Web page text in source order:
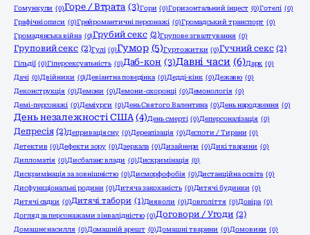
Гомункули (0)Горе / Втрата (3)Гори (0)Горизонтальний інцест (0)Готелі (0)
Графічні описи (0)Грейромантичні персонажі (0)Громадський транспорт (0)
Громадянська війна (0)Грубий секс (2)Групове згвалтування (0)
Груповий секс (2)Гулі (0)Гумор (5)Гуртожитки (0)Гучний секс (2)
Гільдії (0)Гіперсексуальність (0)Даб-кон (3)Давні часи (6)Дарк (0)
Дачі (0)Двійники (0)Девіантна поведінка (0)Дедді-кінк (0)Дежавю (0)
Деконструкція (0)Демони (0)Демони-охоронці (0)Демонологія (0)
Демі-персонажі (0)Деміурги (0)День Святого Валентина (0)День народження (0)
День незалежності США (4)День смерті (0)Деперсоналізація (0)
Депресія (2)Депривація сну (0)Дереалізація (0)Деспоти / Тирани (0)
Детектив (0)Дефекти зору (0)Дзеркала (0)Дизайнери (0)Дикі тварини (0)
Дипломатія (0)Дисбаланс влади (0)Дискримінація (0)
Дискримінація за зовнішністю (0)Дисморфофобія (0)Дистанційна освіта (0)
Дисфункціональні родини (0)Дитяча закоханість (0)Дитячі будинки (0)
Дитячі садки (0)Дитячі табори (1)Дияволи (0)Довголіття (0)Довіра (0)
Догляд за персонажами з інвалідністю (0)Договори / Угоди (2)
Домашнє насилля (0)Домашній арешт (0)Домашні тварини (0)Домовики (0)